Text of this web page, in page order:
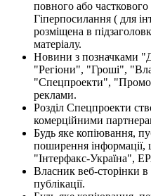
повного або часткового
Гіперпосилання ( для
розміщена в
матеріалу.
Новини з позначками
"Регіони", "Гроші",
"Спецпроекти",
реклами.
Розділ Спецпроекти
комерційними
Будь яке копіювання,
поширення інформації,
"Інтерфакс-Україна",
Власник веб-сторінки в
публікації.